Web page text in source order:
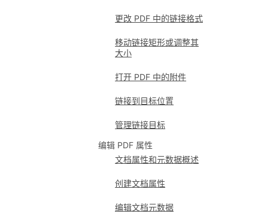
更改 PDF 中的链接格式
移动链接矩形或调整其
大小
打开 PDF 中的附件
链接到目标位置
管理链接目标
编辑 PDF 属性
文档属性和元数据概述
创建文档属性
编辑文档元数据